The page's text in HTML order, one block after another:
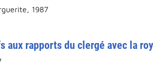
1987
aux rapports du clergé avec la